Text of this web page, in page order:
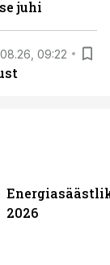
juhi
09:22
2026